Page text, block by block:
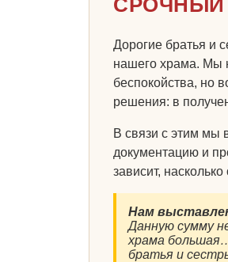
СРОЧНЫЙ
Дорогие братья и
нашего храма. Мы
беспокойства, но
решения: в
В связи с этим мы
документацию и
зависит,
Нам
Данную сумму
храма
братья и